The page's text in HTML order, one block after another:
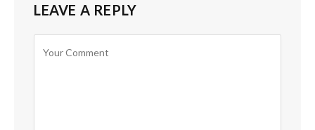
LEAVE A REPLY